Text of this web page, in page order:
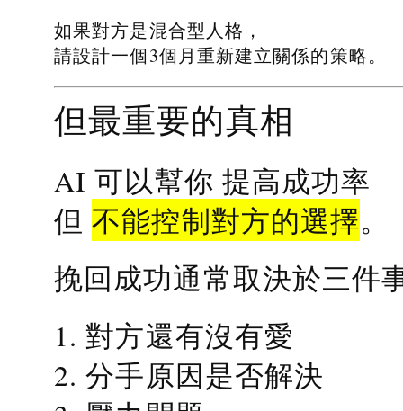
如果對方是混合型人格，
請設計一個3個月重新建立關係的策略。
但最重要的真相
AI 可以幫你 提高成功率
但不能控制對方的選擇。
挽回成功通常取決於三件
1. 對方還有沒有愛
2. 分手原因是否解決